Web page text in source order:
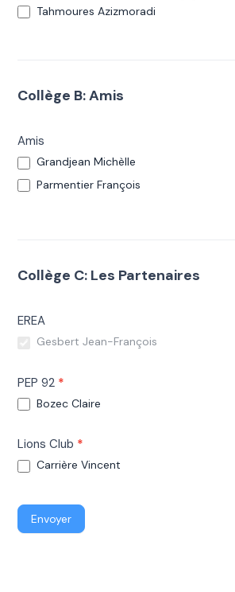
Tahmoures Azizmoradi
Collège B: Amis
Amis
Grandjean Michèlle
Parmentier François
Collège C: Les Partenaires
EREA
Gesbert Jean-François
PEP 92 *
Bozec Claire
Lions Club *
Carrière Vincent
Envoyer